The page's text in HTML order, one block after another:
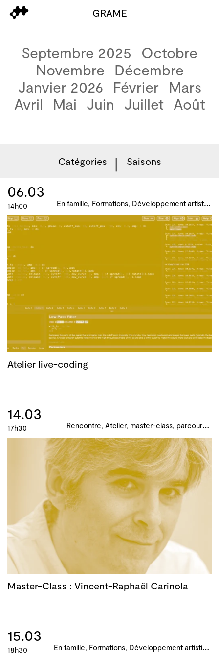
GRAME
Septembre 2025
Octobre
Novembre
Décembre
Janvier 2026
Février
Mars
Avril
Mai Juin Juillet Août
Catégories Saisons
06.03
14h00 E
n famille, Formations, Développement artistique et culturel des territoires, Atelier, master-class, parcours, B!ME 2024
Atelier live-coding
14.03
17h30 R
encontre, Atelier, master-class, parcours, B!ME 2024
Master-Class : Vincent-Raphaël Carinola
15.03
18h30 E
n famille, Formations, Développement artistique et culturel des territoires, Atelier, master-class, parcours, B!ME 2024